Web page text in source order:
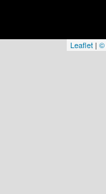
Leaflet | ©